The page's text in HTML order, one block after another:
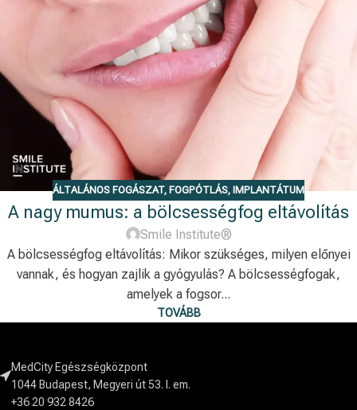
ÁLTALÁNOS FOGÁSZAT, FOGPÓTLÁS, IMPLANTÁTUM
A nagy mumus: a bölcsességfog eltávolítás
Smile Institute®
A bölcsességfog eltávolítás: Mikor szükséges, milyen előnyei
vannak, és hogyan zajlik a gyógyulás? A bölcsességfogak,
amelyek a fogsor...
TOVÁBB
MedCity Egészségközpont
1044 Budapest, Megyeri út 53. I. em.
+36 20 932 8426